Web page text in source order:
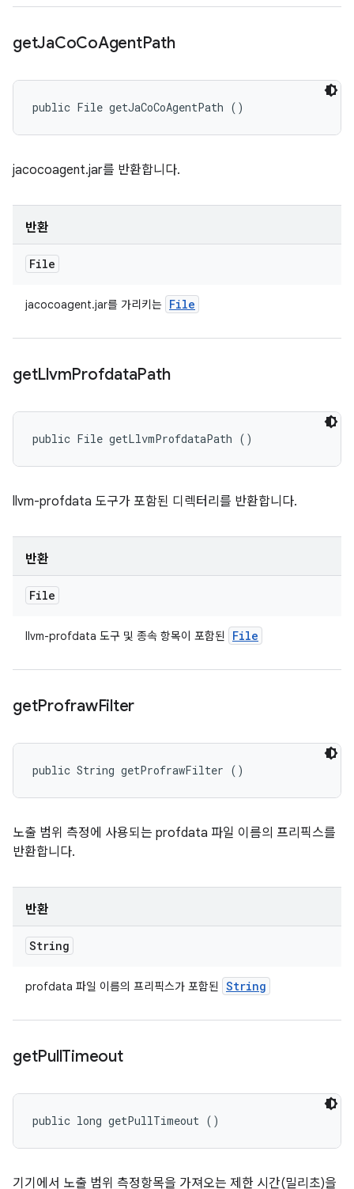
getJaCoCoAgentPath
public File getJaCoCoAgentPath ()
jacocoagent.jar를 반환합니다.
반환
File
jacocoagent.jar를 가리키는 File
getLlvmProfdataPath
public File getLlvmProfdataPath ()
llvm-profdata 도구가 포함된 디렉터리를 반환합니다.
반환
File
llvm-profdata 도구 및 종속 항목이 포함된 File
getProfrawFilter
public String getProfrawFilter ()
노출 범위 측정에 사용되는 profdata 파일 이름의 프리픽스를
반환합니다.
반환
String
profdata 파일 이름의 프리픽스가 포함된 String
getPullTimeout
public long getPullTimeout ()
기기에서 노출 범위 측정항목을 가져오는 제한 시간(밀리초)을